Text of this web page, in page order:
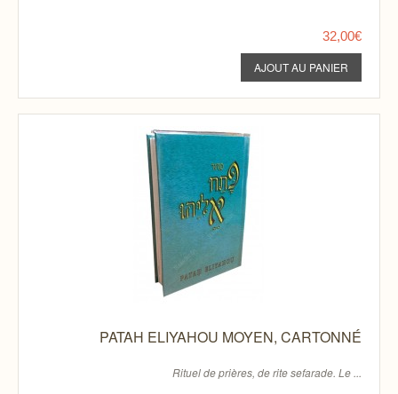
32,00€
PATAH ELIYAHOU MOYEN, CARTONNÉ
Rituel de prières, de rite sefarade. Le ...